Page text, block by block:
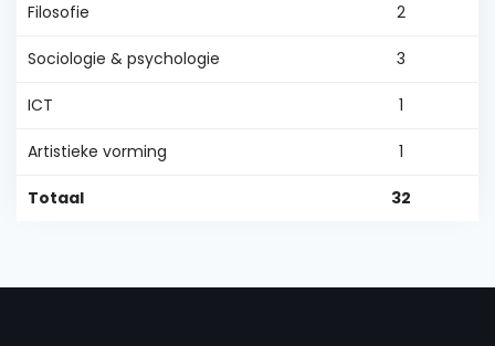
Filosofie 2
Sociologie & psychologie 3
ICT 1
Artistieke vorming 1
Totaal 32